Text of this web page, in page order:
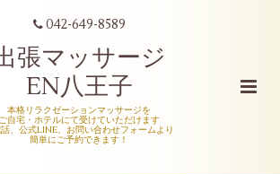
042-649-8589
張マッサージ
EN八王子
本格リラクゼーションマッサージを
ご自宅・ホテルにて受けていただけます
、公式LINE、お問い合わせフォームより
簡単にご予約できます！